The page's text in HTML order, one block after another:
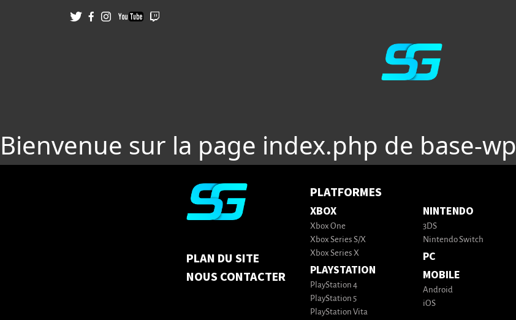
Bienvenue sur la page index.php de base-wp
PLAN DU SITE
NOUS CONTACTER
PLATFORMES
XBOX
Xbox One
Xbox Series S/X
Xbox Series X
PLAYSTATION
PlayStation 4
PlayStation 5
PlayStation Vita
NINTENDO
3DS
Nintendo Switch
PC
MOBILE
Android
iOS